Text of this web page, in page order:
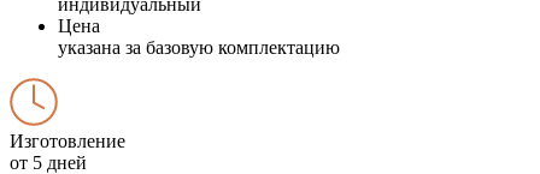
Цена
указана за базовую комплектацию
Изготовление
от 5 дней